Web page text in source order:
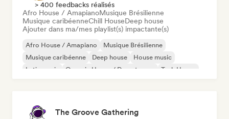
> 400 feedbacks réalisés
Afro House / AmapianoMusique Brésilienne
Musique caribéenneChill HouseDeep house
Ajouter dans ma/mes playlist(s) impactante(s)
Afro House / Amapiano
Musique Brésilienne
Musique caribéenne
Deep house
House music
Latin music
Organic House / Downtempo Tech House
The Groove Gathering